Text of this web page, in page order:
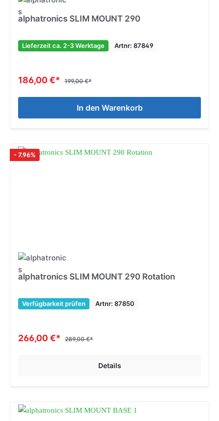
alphatronics SLIM MOUNT 290
Lieferzeit ca. 2-3 Werktage Artnr: 87849
186,00 €* 199,00 €*
In den Warenkorb
- 7.96%
alphatronics SLIM MOUNT 290 Rotation
Verfügbarkeit prüfen Artnr: 87850
266,00 €* 289,00 €*
Details